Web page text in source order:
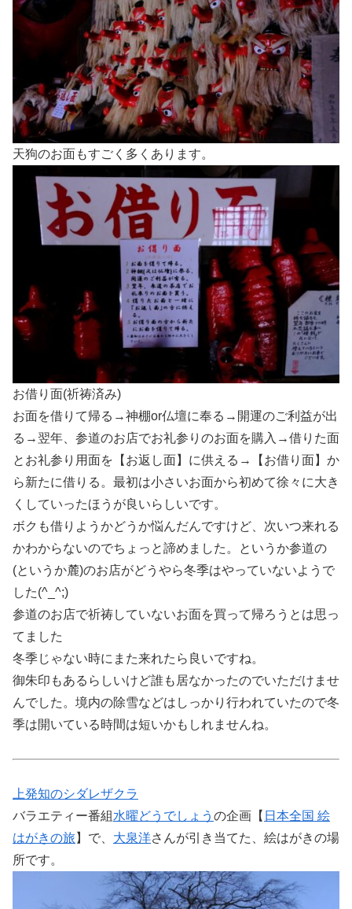
天狗のお面もすごく多くあります。
お借り面(祈祷済み)
お面を借りて帰る→神棚or仏壇に奉る→開運のご利益が出
る→翌年、参道のお店でお礼参りのお面を購入→借りた面
とお礼参り用面を【お返し面】に供える→【お借り面】か
ら新たに借りる。最初は小さいお面から初めて徐々に大き
くしていったほうが良いらしいです。
ボクも借りようかどうか悩んだんですけど、次いつ来れる
かわからないのでちょっと諦めました。というか参道の
(というか麓)のお店がどうやら冬季はやっていないようで
した(^_^;)
参道のお店で祈祷していないお面を買って帰ろうとは思っ
てました
冬季じゃない時にまた来れたら良いですね。
御朱印もあるらしいけど誰も居なかったのでいただけませ
んでした。境内の除雪などはしっかり行われていたので冬
季は開いている時間は短いかもしれませんね。
上発知のシダレザクラ
バラエティー番組 水曜どうでしょう の企画【 日本全国 絵
はがきの旅 】で、 大泉洋さんが引き当てた、絵はがきの場
所です。